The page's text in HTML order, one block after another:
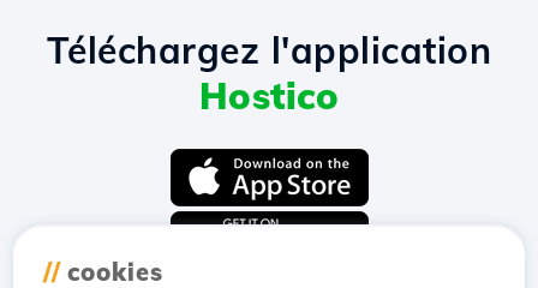
// cookies
Téléchargez l'application
Hostico